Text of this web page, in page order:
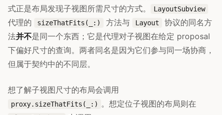
式正是布局发现子视图所需尺寸的方式。
LayoutSubview
代理的 sizeThatFits(_:) 方法与 Layout
协议的同名方
法并不是同一个东西；它是代理对子视图在给定 proposal
下偏好尺寸的查询。两者同名是因为它们参与同一场协商，
但属于契约中的不同层。
想了解子视图尺寸的布局会调用
proxy.sizeThatFits(_:) 。想定位子视图的布局则在